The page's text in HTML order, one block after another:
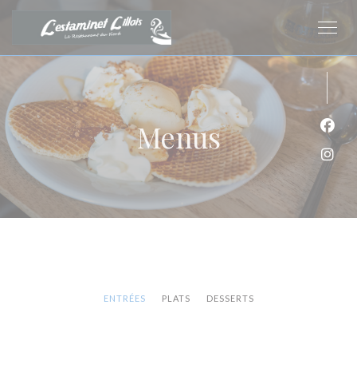
Personalizing your cookie choices
Menus
ENTRÉES PLATS DESSERTS